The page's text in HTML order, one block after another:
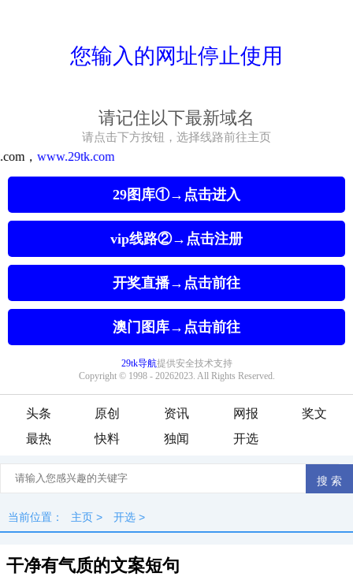
头条 原创 资讯 网报
奖文
最热
快料 独闻 开选
当前位置： 主页 > 开选 >
干净有气质的文案短句